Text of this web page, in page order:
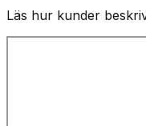
Läs hur kunder